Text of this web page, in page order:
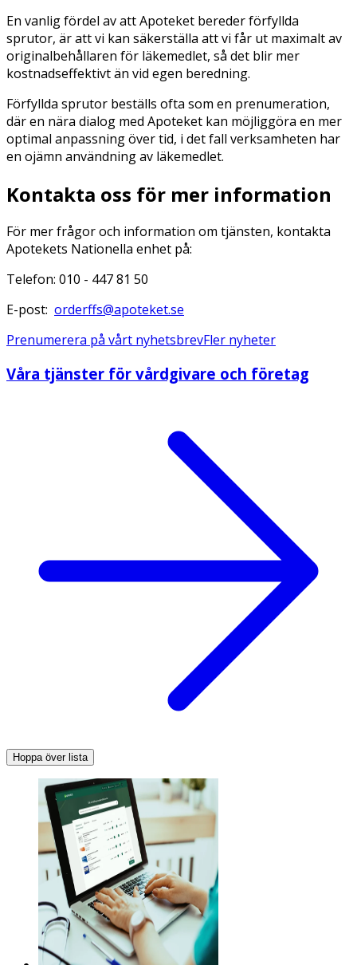
En vanlig fördel av att Apoteket bereder förfyllda
sprutor, är att vi kan säkerställa att vi får ut maximalt av
originalbehållaren för läkemedlet, så det blir mer
kostnadseffektivt än vid egen beredning.
Förfyllda sprutor beställs ofta som en prenumeration,
där en nära dialog med Apoteket kan möjliggöra en mer
optimal anpassning över tid, i det fall verksamheten har
en ojämn användning av läkemedlet.
Kontakta oss för mer information
För mer frågor och information om tjänsten, kontakta
Apotekets Nationella enhet på:
Telefon: 010 - 447 81 50
E-post: orderffs@apoteket.se
Prenumerera på vårt nyhetsbrevFler nyheter
Våra tjänster för vårdgivare och företag
Hoppa över lista